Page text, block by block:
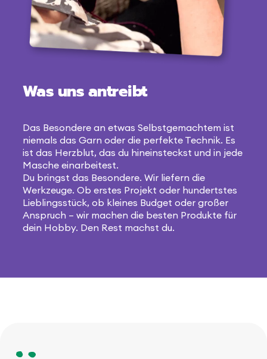
Was uns antreibt
Das Besondere an etwas Selbstgemachtem ist
niemals das Garn oder die perfekte Technik. Es
ist das Herzblut, das du hineinsteckst und in jede
Masche einarbeitest.
Du bringst das Besondere. Wir liefern die
Werkzeuge. Ob erstes Projekt oder hundertstes
Lieblingsstück, ob kleines Budget oder großer
Anspruch – wir machen die besten Produkte für
dein Hobby. Den Rest machst du.